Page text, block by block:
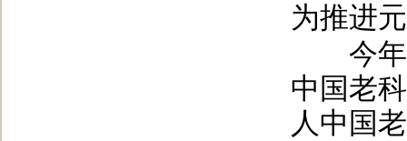
为推进
今年
中国老
人中国